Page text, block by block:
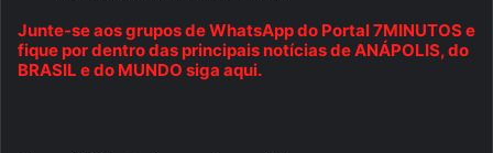
Junte-se aos grupos de WhatsApp do Portal 7MINUTOS e
fique por dentro das principais notícias de ANÁPOLIS, do
BRASIL e do MUNDO siga aqui.